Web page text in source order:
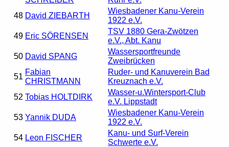
48 David ZIEBARTH
Wiesbadener Kanu-Verein
1922 e.V.
49 Eric SÖRENSEN
TSV 1880 Gera-Zwötzen
e.V., Abt. Kanu
50 David SPANG
Wassersportfreunde
Zweibrücken
51
Fabian
CHRISTMANN
Ruder- und Kanuverein Bad
Kreuznach e.V.
52 Tobias HOLTDIRK
Wasser-u.Wintersport-Club
e.V. Lippstadt
53 Yannik DUDA
Wiesbadener Kanu-Verein
1922 e.V.
54 Leon FISCHER
Kanu- und Surf-Verein
Schwerte e.V.